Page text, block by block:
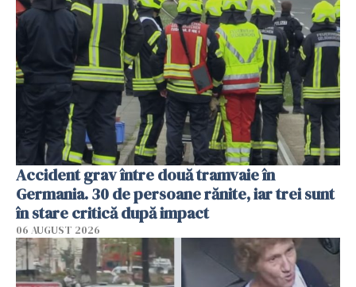
Accident grav între două tramvaie în
Germania. 30 de persoane rănite, iar trei sunt
în stare critică după impact
06 AUGUST 2026